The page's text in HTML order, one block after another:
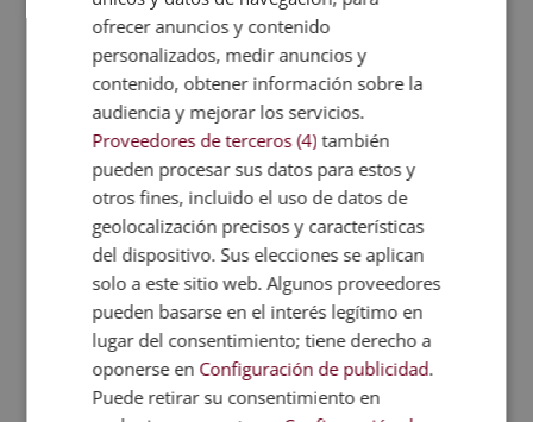
Metodología
Certificación
Temario
Valoraciones (1)
TAMBIÉN TE
RECOMENDAMOS
ofrecer anuncios y contenido
personalizados, medir anuncios y
contenido, obtener información sobre la
audiencia y mejorar los servicios.
Proveedores de terceros (4) también
pueden procesar sus datos para estos y
otros fines, incluido el uso de datos de
geolocalización precisos y características
del dispositivo. Sus elecciones se aplican
solo a este sitio web. Algunos proveedores
pueden basarse en el interés legítimo en
lugar del consentimiento; tiene derecho a
oponerse en Configuración de publicidad.
Puede retirar su consentimiento en